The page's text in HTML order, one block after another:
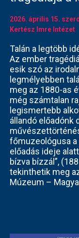
2026. április 15.
Kertész Imre Intézet
Talán a legtöbb
Az ember
esik szó az
legmélyebben
meg az 1880-as
még számtalan
legismertebb
állandó előadónk
főmuzeológusa a
előadás ideje
bízva bízzál”,
tekinthetik meg
Múzeum –